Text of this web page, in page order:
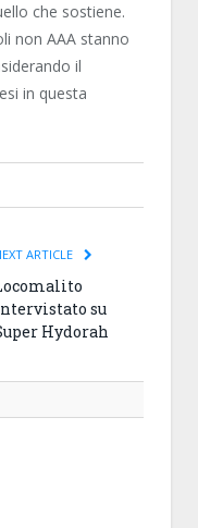
che sostiene.
non AAA stanno
il
in questa
ARTICLE
su
Hydorah